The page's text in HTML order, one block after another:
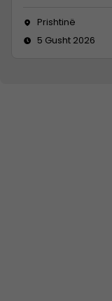
Prishtinë
5 Gusht 2026